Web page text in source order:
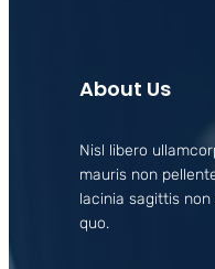
About Us
Nisl libero
mauris non
lacinia sagittis
quo.